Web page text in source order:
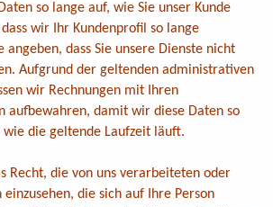
so lange auf, wie Sie unser Kunde
wir Ihr Kundenprofil so lange
angeben, dass Sie unsere Dienste nicht
Aufgrund der geltenden administrativen
wir Rechnungen mit Ihren
aufbewahren, damit wir diese Daten so
wie die geltende Laufzeit läuft.
Recht, die von uns verarbeiteten oder
die sich auf Ihre Person